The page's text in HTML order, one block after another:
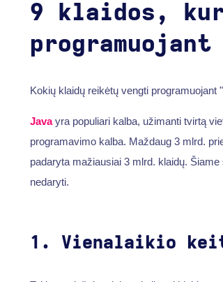
9 klaidos,
Kokių klaidų reikėtų vengti
Javayra populiari kalba, užimanti tvirtą
programavimo kalba. Maždaug 3 mlrd.
padaryta mažiausiai 3 mlrd. klaidų.
nedaryti.
1. Vienalaikio